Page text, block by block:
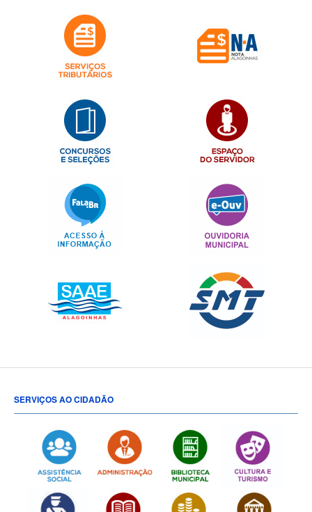
SERVIÇOS AO CIDADÃO